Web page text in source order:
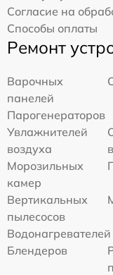
Согласие на
Способы оплаты
Ремонт
Варочных
панелей
Парогенераторов
Увлажнителей
воздуха
Морозильных
камер
Вертикальных
пылесосов
Водонагревателей
Блендеров